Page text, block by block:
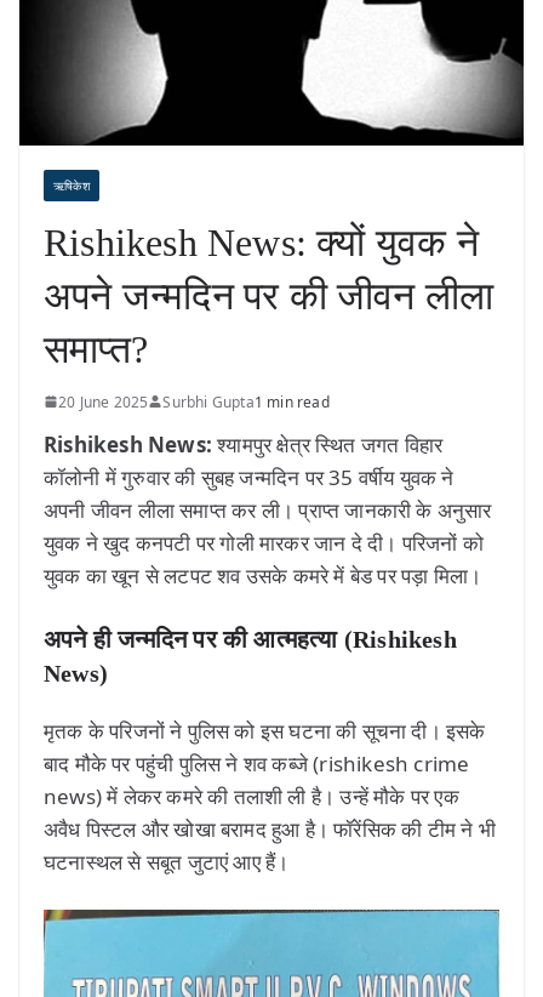
ऋषिकेश
Rishikesh News: क्यों युवक ने
अपने जन्मदिन पर की जीवन लीला
समाप्त?
20 June 2025 Surbhi Gupta1 min read
Rishikesh News:श्यामपुर क्षेत्र स्थित जगत विहार
कॉलोनी में गुरुवार की सुबह जन्मदिन पर 35 वर्षीय युवक ने
अपनी जीवन लीला समाप्त कर ली। प्राप्त जानकारी के अनुसार
युवक ने खुद कनपटी पर गोली मारकर जान दे दी। परिजनों को
युवक का खून से लटपट शव उसके कमरे में बेड पर पड़ा मिला।
अपने ही जन्मदिन पर की आत्महत्या (Rishikesh
News)
मृतक के परिजनों ने पुलिस को इस घटना की सूचना दी। इसके
बाद मौके पर पहुंची पुलिस ने शव कब्जे (rishikesh crime
news) में लेकर कमरे की तलाशी ली है। उन्हें मौके पर एक
अवैध पिस्टल और खोखा बरामद हुआ है। फॉरेंसिक की टीम ने भी
घटनास्थल से सबूत जुटाएं आए हैं।